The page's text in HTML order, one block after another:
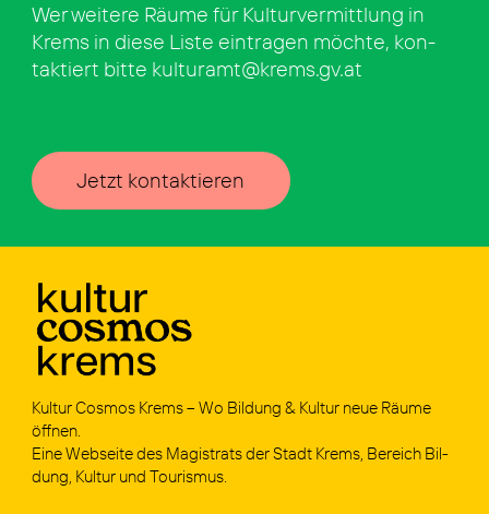
Wer wei­te­re Räu­me für Kul­tur­ver­mitt­lung in
Krems in die­se Lis­te ein­tra­gen möch­te, kon­
tak­tiert bit­te kulturamt@krems.gv.at
Jetzt kontaktieren
Kul­tur Cos­mos Krems – Wo Bil­dung & Kul­tur neue Räu­me
öff­nen.
Eine Web­sei­te des Magis­trats der Stadt Krems, Bereich Bil­
dung, Kul­tur und Tou­ris­mus.